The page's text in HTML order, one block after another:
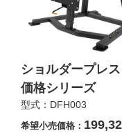
ショルダープレ
価格シリーズ
型式：DFH003
希望小売価格：